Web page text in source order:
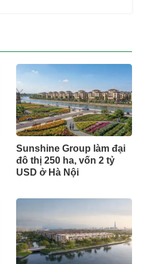
Sunshine Group làm đại
đô thị 250 ha, vốn 2 tỷ
USD ở Hà Nội